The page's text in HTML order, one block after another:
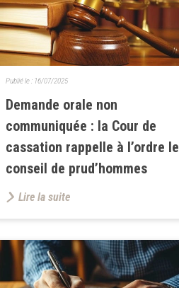
Demande orale non
communiquée : la Cour de
cassation rappelle à l’ordre le
conseil de prud’hommes
Publié le : 16/07/2025
Lire la suite